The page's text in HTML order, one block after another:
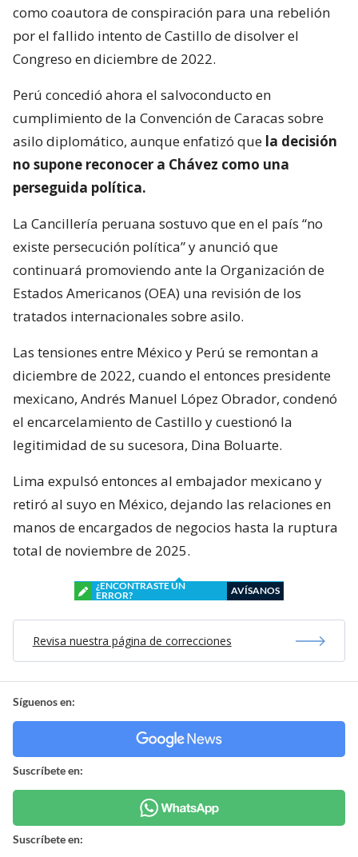
como coautora de conspiración para una rebelión
por el fallido intento de Castillo de disolver el
Congreso en diciembre de 2022.
Perú concedió ahora el salvoconducto en
cumplimiento de la Convención de Caracas sobre
asilo diplomático, aunque enfatizó que la decisión
no supone reconocer a Chávez como una
perseguida política.
La Cancillería peruana sostuvo que en el país “no
existe persecución política” y anunció que
continuará promoviendo ante la Organización de
Estados Americanos (OEA) una revisión de los
tratados internacionales sobre asilo.
Las tensiones entre México y Perú se remontan a
diciembre de 2022, cuando el entonces presidente
mexicano, Andrés Manuel López Obrador, condenó
el encarcelamiento de Castillo y cuestionó la
legitimidad de su sucesora, Dina Boluarte.
Lima expulsó entonces al embajador mexicano y
retiró al suyo en México, dejando las relaciones en
manos de encargados de negocios hasta la ruptura
total de noviembre de 2025.
¿ENCONTRASTE UN
ERROR?
AVÍSANOS
Revisa nuestra página de correcciones
Síguenos en:
Suscríbete en:
Suscríbete en: